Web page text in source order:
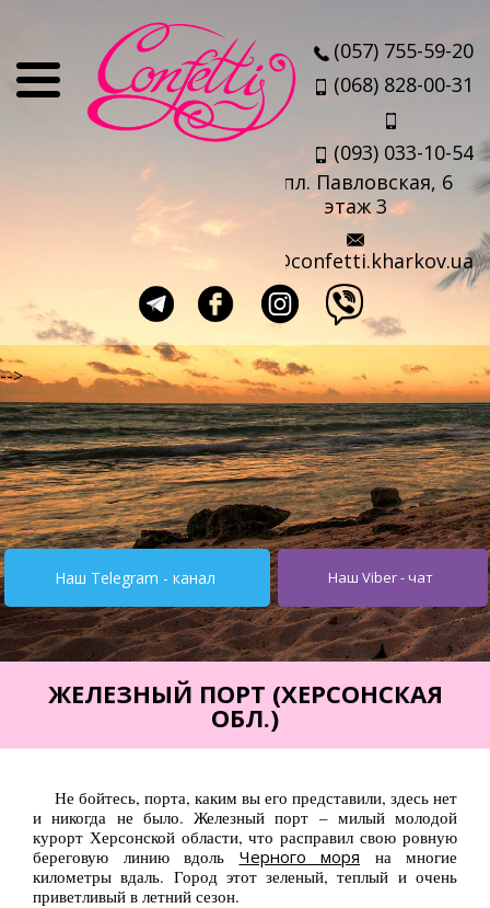
Отзывы
Выезд агента
Прокат чемоданов
Такси в аэропорт
Travel-sim
Страны
Турция от $195
Кипр от $251
Египет от $252
Тунис от $245
ОАЭ от $345
Украина от $11
Туры
(057) 755-59-20
(068) 828-00-31
(093) 033-10-54
пл. Павловская, 6
этаж 3
info@confetti.kharkov.ua
-->
Наш Telegram - канал Наш Viber - чат
ЖЕЛЕЗНЫЙ ПОРТ (ХЕРСОНСКАЯ
ОБЛ.)
Не бойтесь, порта, каким вы его представили, здесь нет
и никогда не было. Железный порт – милый молодой
курорт Херсонской области, что расправил свою ровную
береговую линию вдоль Черного моря на многие
километры вдаль. Город этот зеленый, теплый и очень
приветливый в летний сезон.